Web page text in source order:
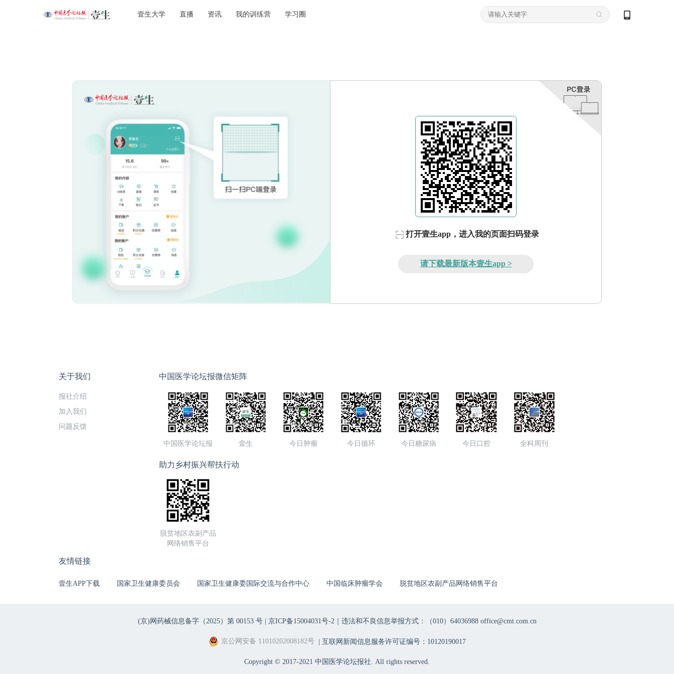
壹生大学 直播 资讯 我的训练营 学习圈
打开壹生app，进入我的页面扫码登录
请下载最新版本壹生app >
关于我们
报社介绍
加入我们
问题反馈
中国医学论坛报微信矩阵
中国医学论坛报 壹生 今日肿瘤 今日循环 今日糖尿病 今日口腔 全科周刊
助力乡村振兴帮扶行动
脱贫地区农副产品
网络销售平台
友情链接
壹生APP下载 国家卫生健康委员会 国家卫生健康委国际交流与合作中心 中国临床肿瘤学会 脱贫地区农副产品网络销售平台
(京)网药械信息备字（2025）第 00153 号 | 京ICP备15004031号-2｜违法和不良信息举报方式：（010）64036988 office@cmt.com.cn
京公网安备 11010202008182号| 互联网新闻信息服务许可证编号：10120190017
Copyright © 2017-2021 中国医学论坛报社. All rights reserved.